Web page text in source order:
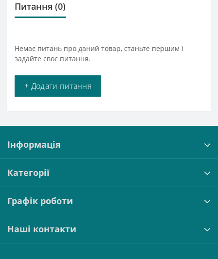
Питання (0)
Немає питань про даний товар, станьте першим і
задайте своє питання.
+ Додати питання
Інформація
Категорії
Графік роботи
Наші контакти